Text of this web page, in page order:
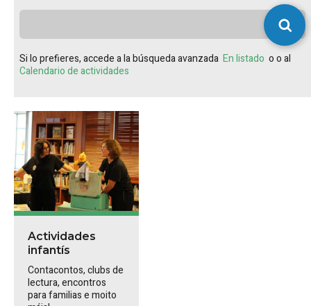
Si lo prefieres, accede a la búsqueda avanzada En listado o o al
Calendario de actividades
Actividades
infantís
Contacontos, clubs de
lectura, encontros
para familias e moito